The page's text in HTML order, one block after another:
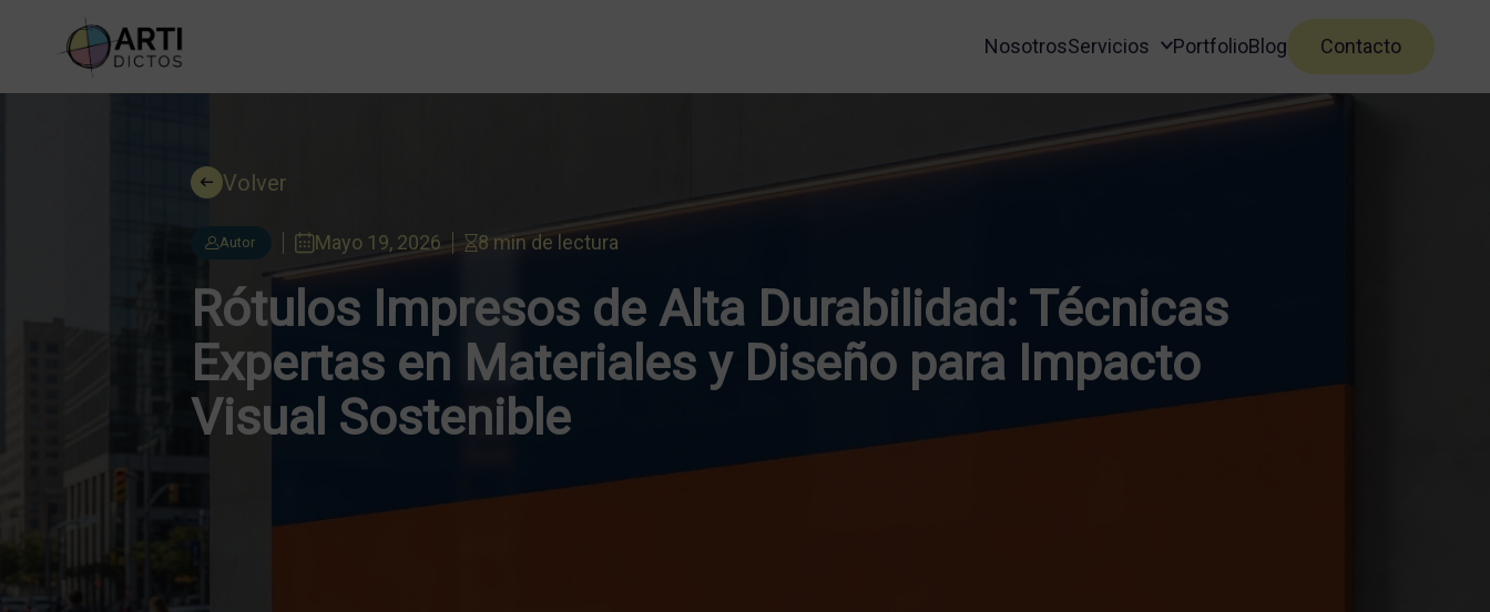
NosotrosServicios PortfolioBlog Contacto
Volver
Autor Mayo 19, 2026 8 min de lectura
Rótulos Impresos de Alta Durabilidad: Técnicas
Expertas en Materiales y Diseño para Impacto
Visual Sostenible